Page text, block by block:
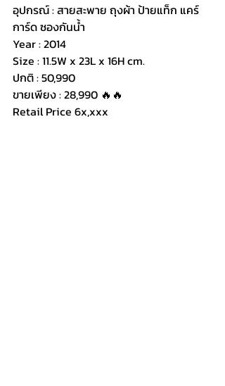
อุปกรณ์ : สายสะพาย ถุงผ้า ป้ายแท็ก แคร์
การ์ด ซองกันน้ำ
Year : 2014
Size : 11.5W x 23L x 16H cm.
ปกติ : 50,990
ขายเพียง : 28,990 🔥🔥
Retail Price 6x,xxx